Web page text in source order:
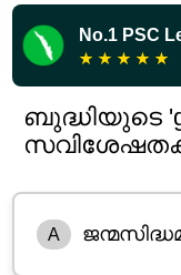
No.1 PSC
★ ★ ★ ★ ★
ബുദ്ധിയുടെ
A